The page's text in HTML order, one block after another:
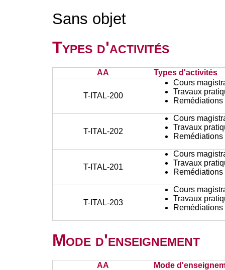
Sans objet
Types d'activités
AA Types d'activités
T-ITAL-200
Cours
Travaux
T-ITAL-202
Cours
Travaux
T-ITAL-201
Cours
Travaux
T-ITAL-203
Cours
Travaux
Mode d'enseignement
AA
Mode